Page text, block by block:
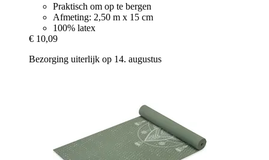
Praktisch om op te bergen
Afmeting: 2,50 m x 15 cm
100% latex
€ 10,09
Bezorging uiterlijk op 14. augustus